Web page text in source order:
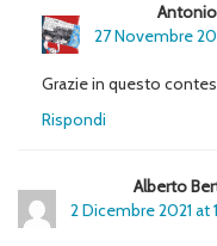
27 Novembre
Grazie in questo
Rispondi
Alberto
2 Dicembre 2021 at